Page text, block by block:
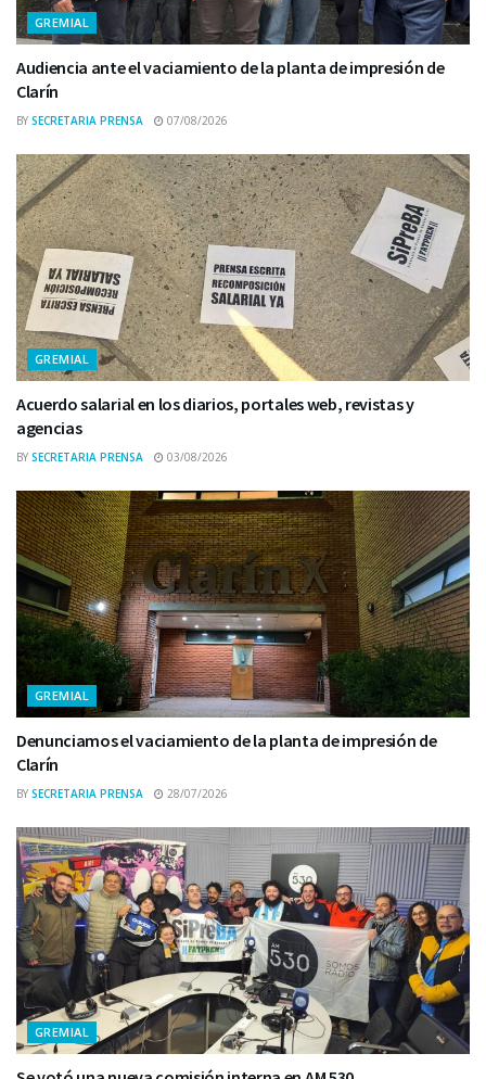
GREMIAL
Audiencia ante el vaciamiento de la planta de impresión de
Clarín
BY SECRETARIA PRENSA 07/08/2026
GREMIAL
Acuerdo salarial en los diarios, portales web, revistas y
agencias
BY SECRETARIA PRENSA 03/08/2026
GREMIAL
Denunciamos el vaciamiento de la planta de impresión de
Clarín
BY SECRETARIA PRENSA 28/07/2026
GREMIAL